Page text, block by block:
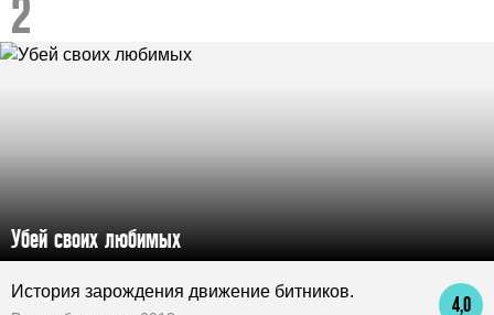
Убей своих любимых
4,0
История зарождения движение битников.